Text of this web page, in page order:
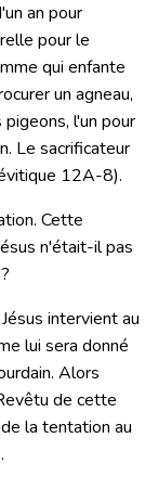
an pour
pour le
qui enfante
un agneau,
l'un pour
Le sacrificateur
12A-8).
Cette
n'était-il pas
intervient au
lui sera donné
Alors
de cette
la tentation au